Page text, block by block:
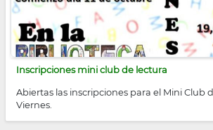
Inscripciones mini club de lectura
Abiertas las inscripciones para el Mini Club
Viernes.